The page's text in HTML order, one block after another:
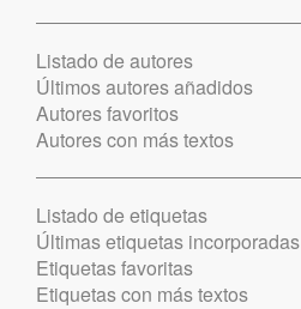
Listado de autores
Últimos autores añadidos
Autores favoritos
Autores con más textos
Listado de etiquetas
Últimas etiquetas incorporadas
Etiquetas favoritas
Etiquetas con más textos